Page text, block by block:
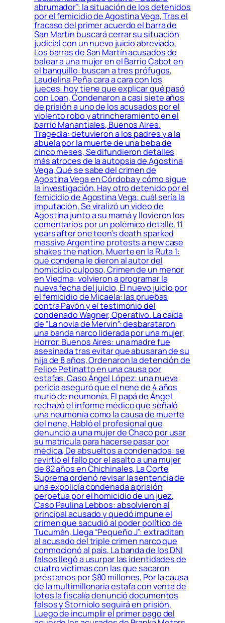
abrumador”: la situación de los detenidos
por el femicidio de Agostina Vega, Tras el
fracaso del primer acuerdo el barra de
San Martín buscará cerrar su situación
judicial con un nuevo juicio abreviado,
Los barras de San Martín acusados de
balear a una mujer en el Barrio Cabot en
el banquillo: buscan a tres prófugos,
Laudelina Peña cara a cara con los
jueces: hoy tiene que explicar qué pasó
con Loan, Condenaron a casi siete años
de prisión a uno de los acusados por el
violento robo y atrincheramiento en el
barrio Manantiales, Buenos Aires.
Tragedia: detuvieron a los padres y a la
abuela por la muerte de una beba de
cinco meses, Se difundieron detalles
más atroces de la autopsia de Agostina
Vega, Qué se sabe del crimen de
Agostina Vega en Córdoba y cómo sigue
la investigación, Hay otro detenido por el
femicidio de Agostina Vega: cuál sería la
imputación, Se viralizó un video de
Agostina junto a su mamá y llovieron los
comentarios por un polémico detalle, 11
years after one teen’s death sparked
massive Argentine protests a new case
shakes the nation, Muerte en la Ruta 1:
qué condena le dieron al autor del
homicidio culposo, Crimen de un menor
en Viedma: volvieron a programar la
nueva fecha del juicio, El nuevo juicio por
el femicidio de Micaela: las pruebas
contra Pavón y el testimonio del
condenado Wagner, Operativo. La caída
de “La novia de Mervin”: desbarataron
una banda narco liderada por una mujer,
Horror. Buenos Aires: una madre fue
asesinada tras evitar que abusaran de su
hija de 8 años, Ordenaron la detención de
Felipe Petinatto en una causa por
estafas, Caso Ángel López: una nueva
pericia aseguró que el nene de 4 años
murió de neumonía, El papá de Ángel
rechazó el informe médico que señaló
una neumonía como la causa de muerte
del nene, Habló el profesional que
denunció a una mujer de Chaco por usar
su matrícula para hacerse pasar por
médica, De absueltos a condenados: se
revirtió el fallo por el asalto a una mujer
de 82 años en Chichinales, La Corte
Suprema ordenó revisar la sentencia de
una expolicía condenada a prisión
perpetua por el homicidio de un juez,
Caso Paulina Lebbos: absolvieron al
principal acusado y quedó impune el
crimen que sacudió al poder político de
Tucumán, Llega “Pequeño J”: extraditan
al acusado del triple crimen narco que
conmocionó al país, La banda de los DNI
falsos llegó a usurpar las identidades de
cuatro víctimas con las que sacaron
préstamos por $80 millones, Por la causa
de la multimillonaria estafa con venta de
lotes la fiscalía denunció documentos
falsos y Storniolo seguirá en prisión,
Luego de incumplir el primer pago del